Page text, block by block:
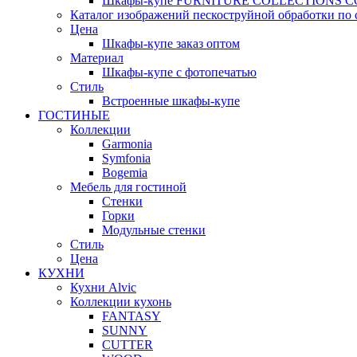
Каталог изображений пескоструйной обработки по
Цена
Шкафы-купе заказ оптом
Материал
Шкафы-купе с фотопечатью
Стиль
Встроенные шкафы-купе
ГОСТИНЫЕ
Коллекции
Garmonia
Symfonia
Bogemia
Мебель для гостиной
Стенки
Горки
Модульные стенки
Стиль
Цена
КУХНИ
Кухни Alvic
Коллекции кухонь
FANTASY
SUNNY
CUTTER